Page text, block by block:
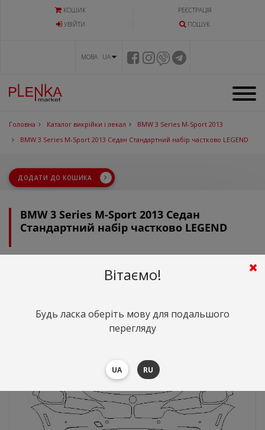
КОШИК
РЕЄСТРАЦІЯ
УВIЙТИ
ПОШУК
МОВА UA
Головна Каталог викрійки і лекал
BMW 3 Series M-Sport 2013
BMW 3 Series M-Sport 2013 Седан Стандартний набір частково LEGEND
ДОДАТИ ДО КОШИКА
BMW 3 Series M-Sport 2013 Седан
Стандартний набір частково LEGEND
грн.Вітаємо!
Будь ласка оберіть мову для подальшого
перегляду
UA RU